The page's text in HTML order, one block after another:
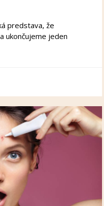
predstava, že
ukončujeme jeden